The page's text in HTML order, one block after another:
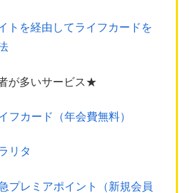
トを経由してライフカードを
が多いサービス★
フカード（年会費無料）
リタ
プレミアポイント（新規会員